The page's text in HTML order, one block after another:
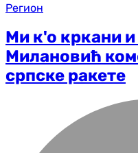
Регион
Ми к'о кркани
Милановић
српске ракете